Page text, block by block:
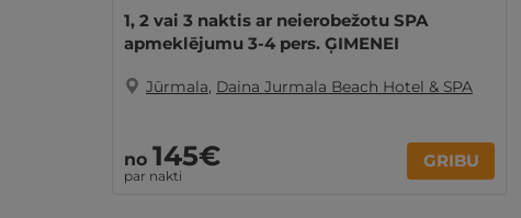
1, 2 vai 3 naktis ar neierobežotu SPA
apmeklējumu 3-4 pers. ĢIMENEI
Jūrmala, Daina Jurmala Beach Hotel & SPA
no 145€
par nakti
GRIBU